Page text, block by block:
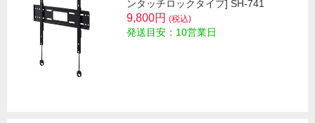
ンタッチロックタイプ] SH-741
9,800円 (税込)
発送目安：10営業日